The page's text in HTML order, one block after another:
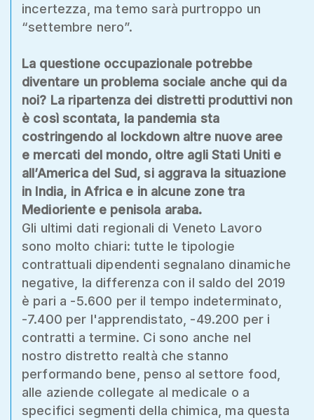
incertezza, ma temo sarà purtroppo un
“settembre nero”.
La questione occupazionale potrebbe
diventare un problema sociale anche qui da
noi? La ripartenza dei distretti produttivi non
è così scontata, la pandemia sta
costringendo al lockdown altre nuove aree
e mercati del mondo, oltre agli Stati Uniti e
all’America del Sud, si aggrava la situazione
in India, in Africa e in alcune zone tra
Medioriente e penisola araba.
Gli ultimi dati regionali di Veneto Lavoro
sono molto chiari: tutte le tipologie
contrattuali dipendenti segnalano dinamiche
negative, la differenza con il saldo del 2019
è pari a -5.600 per il tempo indeterminato,
-7.400 per l'apprendistato, -49.200 per i
contratti a termine. Ci sono anche nel
nostro distretto realtà che stanno
performando bene, penso al settore food,
alle aziende collegate al medicale o a
specifici segmenti della chimica, ma questa